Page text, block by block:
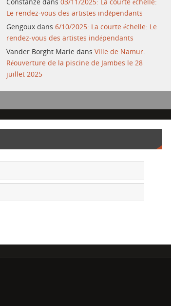
Le rendez-vous des artistes indépendants
Gengoux dans6/10/2025: La courte échelle: Le
rendez-vous des artistes indépendants
Vander Borght Marie dansVille de Namur:
Réouverture de la piscine de Jambes le 28
juillet 2025